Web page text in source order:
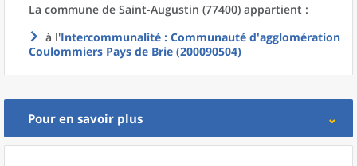
La commune de Saint-Augustin (77400) appartient :
à l'Intercommunalité : Communauté d'agglomération
Coulommiers Pays de Brie (200090504)
Pour en savoir plus